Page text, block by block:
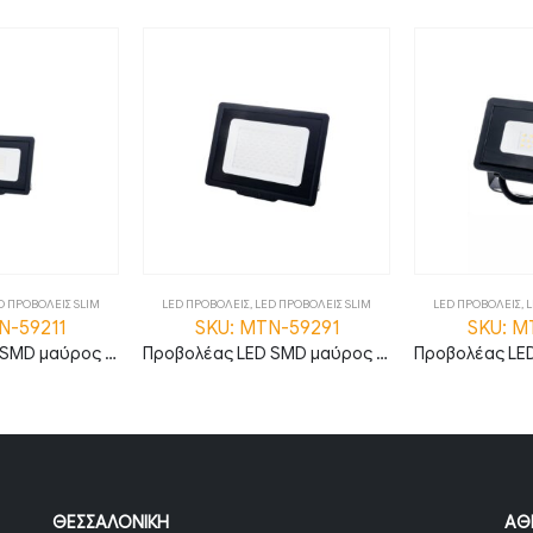
ΠΡΟΒΟΛΕΙΣ SLIM
59211
Προβολέας LED SMD μαύρος σειρά City 30W Ψυχρό λευκό MTN-59211
LED ΠΡΟΒΟΛΕΙΣ, LED ΠΡΟΒΟΛΕΙΣ SLIM
SKU: MTN-59291
Προβολέας LED SMD μαύρος σειρά City 100W Θερμό λευκό MTN-59291
LED ΠΡΟΒΟΛΕΙΣ,
SKU:
ΘΕΣΣΑΛΟΝΊΚΗ